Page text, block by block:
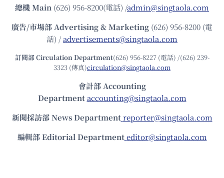
總機Main (626) 956-8200(電話) /admin@singtaola.com
廣告/市場部Advertising & Marketing (626) 956-8200 (電
話) /advertisements@singtaola.com
訂閱部 Circulation Department(626) 956-8227 (電話) /(626) 239-
3323 (傳真)circulation@singtaola.com
會計部 Accounting
Department accounting@singtaola.com
新聞採訪部 News Department reporter@singtaola.com
編輯部 Editorial Department editor@singtaola.com